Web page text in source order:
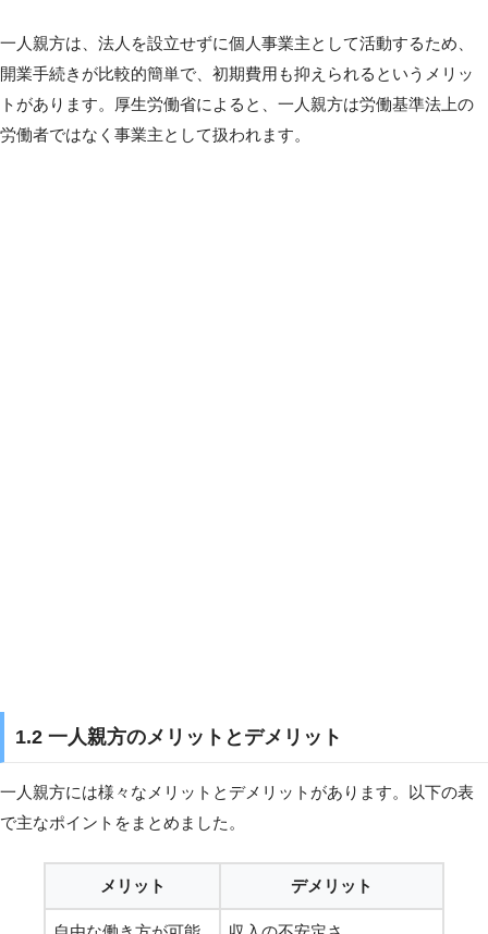
一人親方は、法人を設立せずに個人事業主として活動するため、
開業手続きが比較的簡単で、初期費用も抑えられるというメリッ
トがあります。厚生労働省によると、一人親方は労働基準法上の
労働者ではなく事業主として扱われます。
1.2 一人親方のメリットとデメリット
一人親方には様々なメリットとデメリットがあります。以下の表
で主なポイントをまとめました。
メリット デメリット